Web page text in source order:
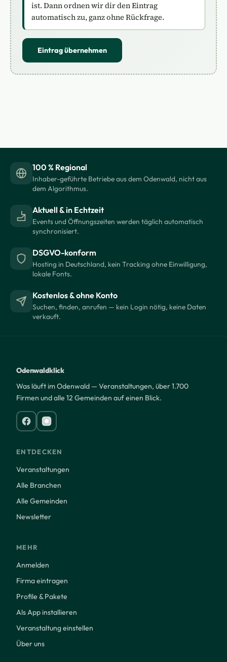
ist. Dann ordnen wir dir den Eintrag
automatisch zu, ganz ohne Rückfrage.
Eintrag übernehmen
100 % Regional
Inhaber-geführte Betriebe aus dem Odenwald, nicht aus
dem Algorithmus.
Aktuell & in Echtzeit
Events und Öffnungszeiten werden täglich automatisch
synchronisiert.
DSGVO-konform
Hosting in Deutschland, kein Tracking ohne Einwilligung,
lokale Fonts.
Kostenlos & ohne Konto
Suchen, finden, anrufen — kein Login nötig, keine Daten
verkauft.
Odenwaldklick
Was läuft im Odenwald — Veranstaltungen, über 1.700
Firmen und alle 12 Gemeinden auf einen Blick.
ENTDECKEN
Veranstaltungen
Alle Branchen
Alle Gemeinden
Newsletter
MEHR
Anmelden
Firma eintragen
Profile & Pakete
Als App installieren
Veranstaltung einstellen
Über uns